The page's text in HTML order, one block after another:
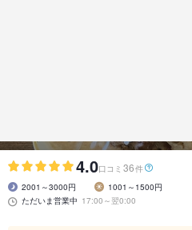
4.0口コミ 36件
2001～3000円
1001～1500円
ただいま営業中 17:00～翌0:00